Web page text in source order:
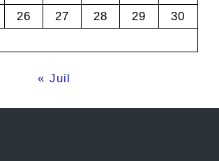
26 27 28 29
30
« Juil